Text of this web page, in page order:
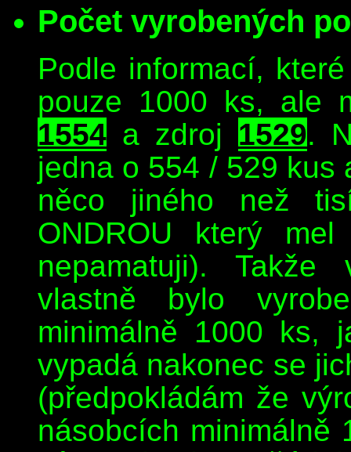
Počet vyrobených
Podle informací,
pouze 1000 ks, ale
1554 a zdroj 1529.
jedna o 554 / 529 kus
něco jiného než
ONDROU který
nepamatuji).
vlastně bylo
minimálně 1000 ks,
vypadá nakonec se
(předpokládám že
násobcích minimálně